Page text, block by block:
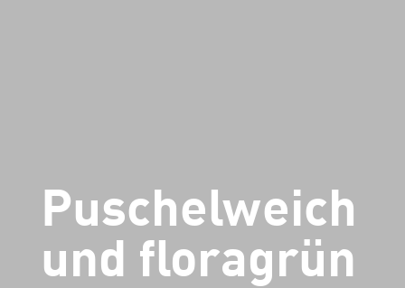
Puschelweich
und floragrün